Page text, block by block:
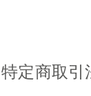
特定商取引